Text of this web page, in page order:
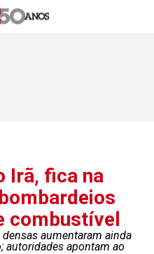
Irã, fica na
combustível
aumentaram ainda
autoridades apontam ao